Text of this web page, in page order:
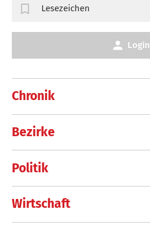
Chronik
Bezirke
Politik
Wirtschaft
Lesezeichen
Login